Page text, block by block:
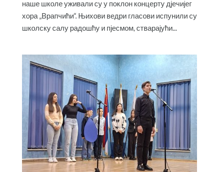
наше школе уживали су у поклон концерту дјечијег
хора „Врапчићи“. Њихови ведри гласови испунили су
школску салу радошћу и пјесмом, стварајући...